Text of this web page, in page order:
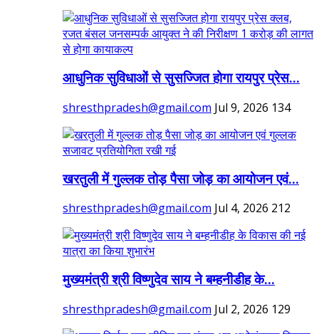
आधुनिक सुविधाओं से सुसज्जित होगा रायपुर प्रेस...
shresthpradesh@gmail.com Jul 9, 2026 134
खरतुली में गुल्लक तोड़ पैसा जोड़ का आयोजन एवं...
shresthpradesh@gmail.com Jul 4, 2026 212
मुख्यमंत्री श्री विष्णुदेव साय ने बम्हनीडीह के...
shresthpradesh@gmail.com Jul 2, 2026 129